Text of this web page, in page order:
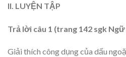
II. LUYỆN TẬP
Trả lời câu 1 (trang 142 sgk Ngữ
Giải thích công dụng của dấu